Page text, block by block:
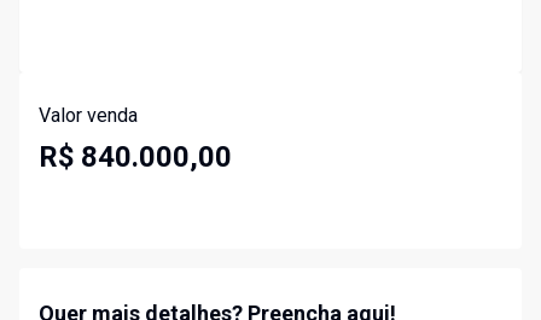
Valor venda
R$ 840.000,00
Quer mais detalhes? Preencha aqui!